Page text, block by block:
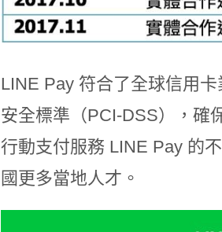
LINE Pay 符合了全球信用
安全標準（PCI-DSS），確
行動支付服務 LINE Pay 的
國更多當地人才。